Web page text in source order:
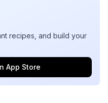
recipes, and build your
App Store